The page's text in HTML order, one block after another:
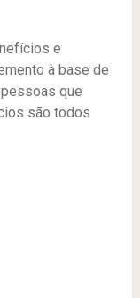
e
à base de
que
são todos